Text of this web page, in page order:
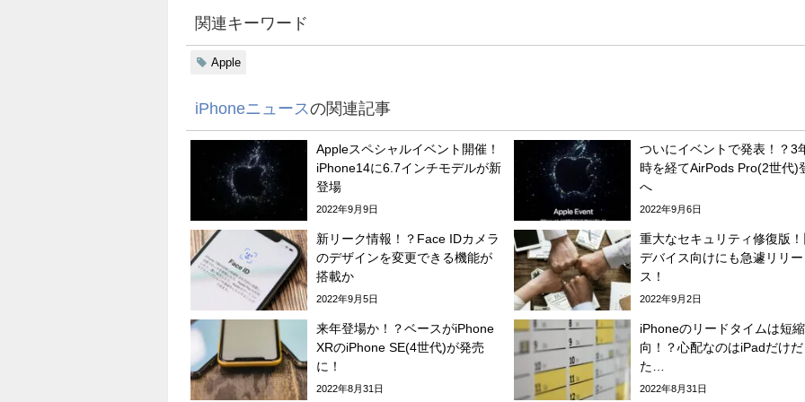
関連キーワード
Apple
iPhoneニュースの関連記事
Appleスペシャルイベント開催！
iPhone14に6.7インチモデルが新
登場
2022年9月9日
ついにイベントで発表！？3
時を経てAirPods Pro(2世代)
へ
2022年9月6日
新リーク情報！？Face IDカメラ
のデザインを変更できる機能が
搭載か
2022年9月5日
重大なセキュリティ修復版！
デバイス向けにも急遽リリー
ス！
2022年9月2日
来年登場か！？ベースがiPhone
XRのiPhone SE(4世代)が発売
に！
2022年8月31日
iPhoneのリードタイムは短
向！？心配なのはiPadだけだ
た…
2022年8月31日